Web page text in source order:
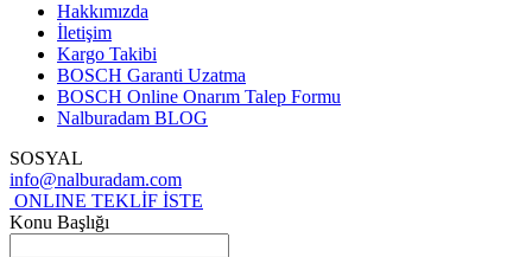
Hakkımızda
İletişim
Kargo Takibi
BOSCH Garanti Uzatma
BOSCH Online Onarım Talep Formu
Nalburadam BLOG
SOSYAL
info@nalburadam.com
ONLINE TEKLİF İSTE
Konu Başlığı